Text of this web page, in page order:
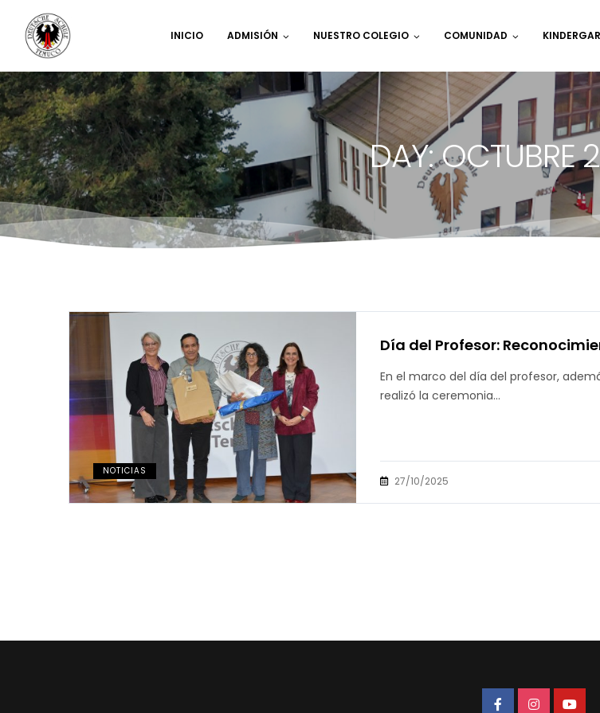
INICIO ADMISIÓN NUESTRO COLEGIO COMUNIDAD
DAY: OCTUBRE
NOTICIAS
Día del Profesor:
En el marco del día del profesor,
realizó la ceremonia...
27/10/2025